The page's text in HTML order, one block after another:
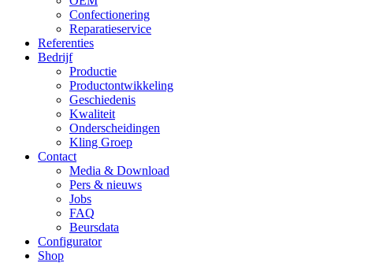
Confectionering
Reparatieservice
Referenties
Bedrijf
Productie
Productontwikkeling
Geschiedenis
Kwaliteit
Onderscheidingen
Kling Groep
Contact
Media & Download
Pers & nieuws
Jobs
FAQ
Beursdata
Configurator
Shop